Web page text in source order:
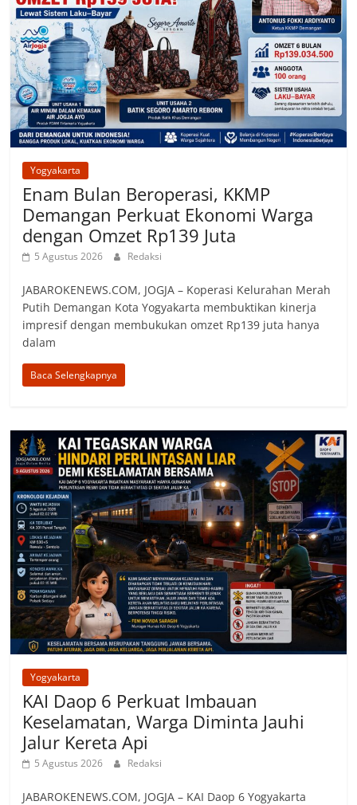
Yogyakarta
Enam Bulan Beroperasi, KKMP
Demangan Perkuat Ekonomi Warga
dengan Omzet Rp139 Juta
5 Agustus 2026 Redaksi
JABAROKENEWS.COM, ‎JOGJA – Koperasi Kelurahan Merah
Putih Demangan Kota Yogyakarta membuktikan kinerja
impresif dengan membukukan omzet Rp139 juta hanya
dalam
Baca Selengkapnya
Yogyakarta
KAI Daop 6 Perkuat Imbauan
Keselamatan, Warga Diminta Jauhi
Jalur Kereta Api
5 Agustus 2026 Redaksi
JABAROKENEWS.COM, JOGJA – KAI Daop 6 Yogyakarta